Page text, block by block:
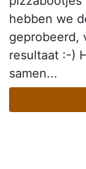
hebben we
geprobeerd,
resultaat :-)
samen...